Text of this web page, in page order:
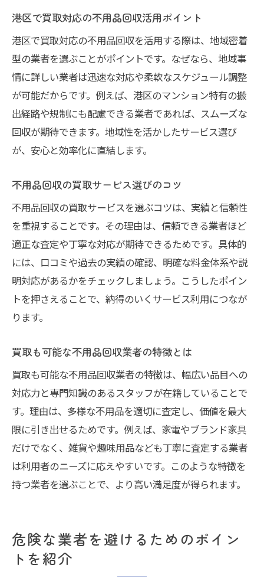
港区で買取対応の不用品回収活用ポイント
港区で買取対応の不用品回収を活用する際は、地域密着
型の業者を選ぶことがポイントです。なぜなら、地域事
情に詳しい業者は迅速な対応や柔軟なスケジュール調整
が可能だからです。例えば、港区のマンション特有の搬
出経路や規制にも配慮できる業者であれば、スムーズな
回収が期待できます。地域性を活かしたサービス選び
が、安心と効率化に直結します。
不用品回収の買取サービス選びのコツ
不用品回収の買取サービスを選ぶコツは、実績と信頼性
を重視することです。その理由は、信頼できる業者ほど
適正な査定や丁寧な対応が期待できるためです。具体的
には、口コミや過去の実績の確認、明確な料金体系や説
明対応があるかをチェックしましょう。こうしたポイン
トを押さえることで、納得のいくサービス利用につなが
ります。
買取も可能な不用品回収業者の特徴とは
買取も可能な不用品回収業者の特徴は、幅広い品目への
対応力と専門知識のあるスタッフが在籍していることで
す。理由は、多様な不用品を適切に査定し、価値を最大
限に引き出せるためです。例えば、家電やブランド家具
だけでなく、雑貨や趣味用品なども丁寧に査定する業者
は利用者のニーズに応えやすいです。このような特徴を
持つ業者を選ぶことで、より高い満足度が得られます。
危険な業者を避けるためのポイン
トを紹介